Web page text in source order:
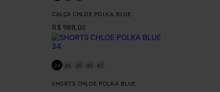
CALÇA CHLOE POLKA BLUE
R$ 988,00
34 36 38 40 42
SHORTS CHLOE POLKA BLUE